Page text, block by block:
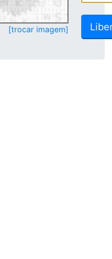
[trocar imagem]